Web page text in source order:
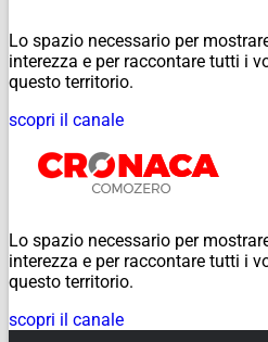
Lo spazio necessario per
interezza e per raccontare tutti i
questo territorio.
scopri il canale
Lo spazio necessario per
interezza e per raccontare tutti i
questo territorio.
scopri il canale